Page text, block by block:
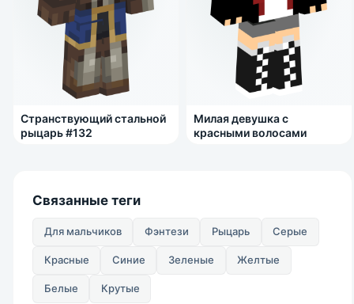
Странствующий стальной
рыцарь #132
Милая девушка с
красными волосами
Связанные теги
Для мальчиков Фэнтези Рыцарь Серые
Красные Синие Зеленые Желтые
Белые Крутые